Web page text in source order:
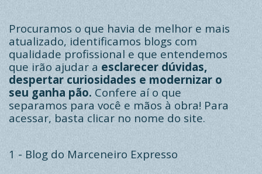
Procuramos o que havia de melhor e mais
atualizado, identificamos blogs com
qualidade profissional e que entendemos
que irão ajudar a esclarecer dúvidas,
despertar curiosidades e modernizar o
seu ganha pão. Confere aí o que
separamos para você e mãos à obra! Para
acessar, basta clicar no nome do site.
1 - Blog do Marceneiro Expresso